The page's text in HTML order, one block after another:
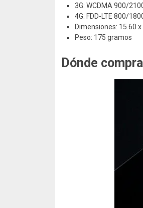
3G: WCDMA 900/
4G: FDD-LTE 800/
Dimensiones: 15.60
Peso: 175 gramos
Dónde